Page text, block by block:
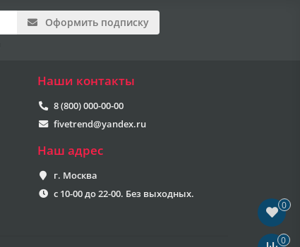
Оформить подписку
Наши контакты
8 (800) 000-00-00
fivetrend@yandex.ru
Наш адрес
г. Москва
с 10-00 до 22-00. Без выходных.
0
0